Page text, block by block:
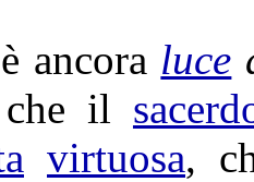
è ancora luce
il
virtuosa,